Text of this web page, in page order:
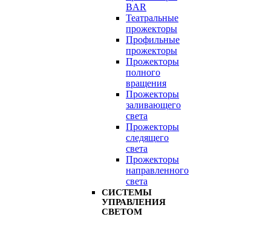
BAR
Театральные
прожекторы
Профильные
прожекторы
Прожекторы
полного
вращения
Прожекторы
заливающего
света
Прожекторы
следящего
света
Прожекторы
направленного
света
СИСТЕМЫ
УПРАВЛЕНИЯ
СВЕТОМ